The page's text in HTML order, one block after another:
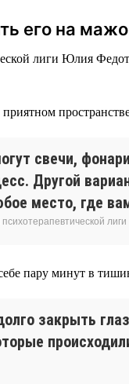
его на
лиги Юлия
свечи,
Другой
место, где
лиги
пару минут в
закрыть